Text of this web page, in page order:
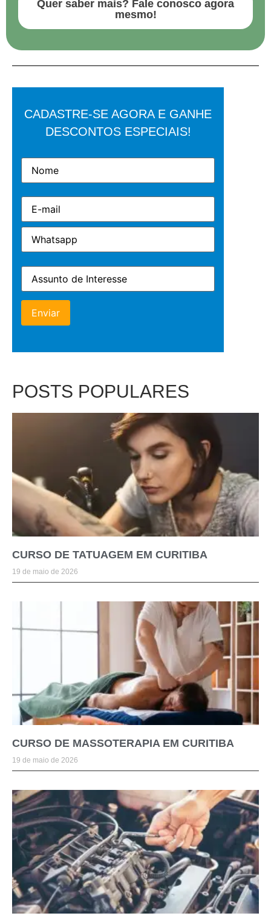
Quer saber mais? Fale conosco agora
mesmo!
CADASTRE-SE AGORA E GANHE
DESCONTOS ESPECIAIS!
POSTS POPULARES
CURSO DE TATUAGEM EM CURITIBA
19 de maio de 2026
CURSO DE MASSOTERAPIA EM CURITIBA
19 de maio de 2026